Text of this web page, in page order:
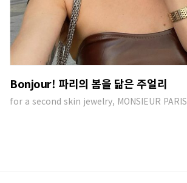
Bonjour! 파리의 봄을 닮은 주얼리
for a second skin jewelry, MONSIEUR PARIS